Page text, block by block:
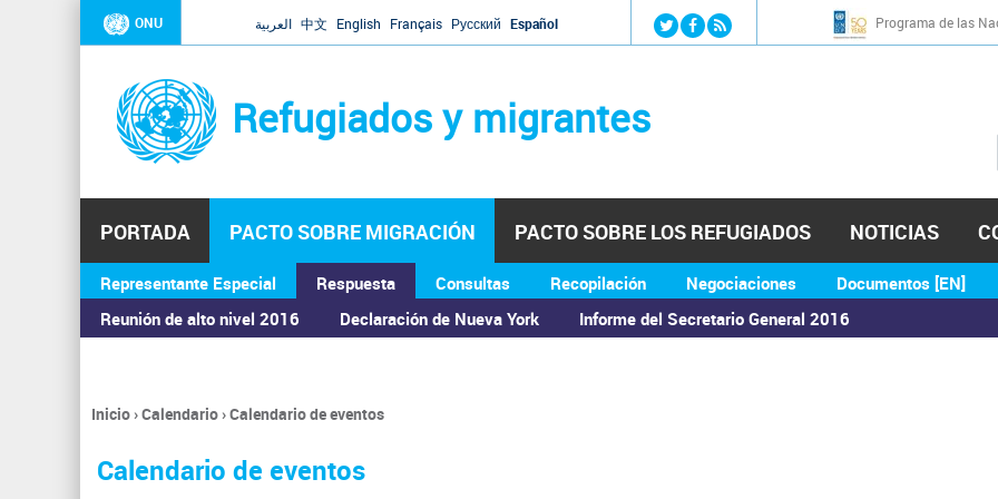
Jump to navigation
ONU العربية 中文 English Français Русский Español Programa de las
Refugiados y migrantes
PORTADA PACTO SOBRE MIGRACIÓN
Representante Especial
Respuesta
Reunión de alto nivel 2016
Declaración de Nueva York Informe del Secretario General 2016
Consultas Recopilación Negociaciones Documentos [EN]
PACTO SOBRE LOS REFUGIADOS NOTICIAS
ASAMBLEA GENERAL
Se
encuentra
usted
Inicio›Calendario›Calendario de eventos
Calendario de eventos